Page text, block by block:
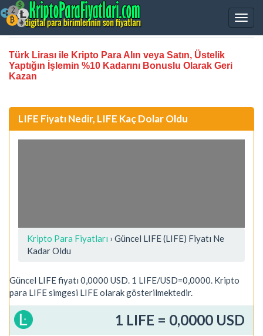
Türk Lirası ile Kripto Para Alın veya Satın, Üstelik
Yaptığın İşlemin %10 Kadarını Bonuslu Olarak Geri
Kazan
LIFE Fiyatı Nedir, LIFE Kaç Dolar Oldu
Kripto Para Fiyatları › Güncel LIFE (LIFE) Fiyatı Ne
Kadar Oldu
Güncel LIFE fiyatı 0,0000 USD. 1 LIFE/USD=0,0000. Kripto
para LIFE simgesi LIFE olarak gösterilmektedir.
1 LIFE = 0,0000 USD